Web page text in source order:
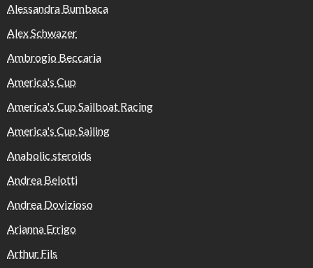
Alessandra Bumbaca
Alex Schwazer
Ambrogio Beccaria
America's Cup
America's Cup Sailboat Racing
America's Cup Sailing
Anabolic steroids
Andrea Belotti
Andrea Dovizioso
Arianna Errigo
Arthur Fils